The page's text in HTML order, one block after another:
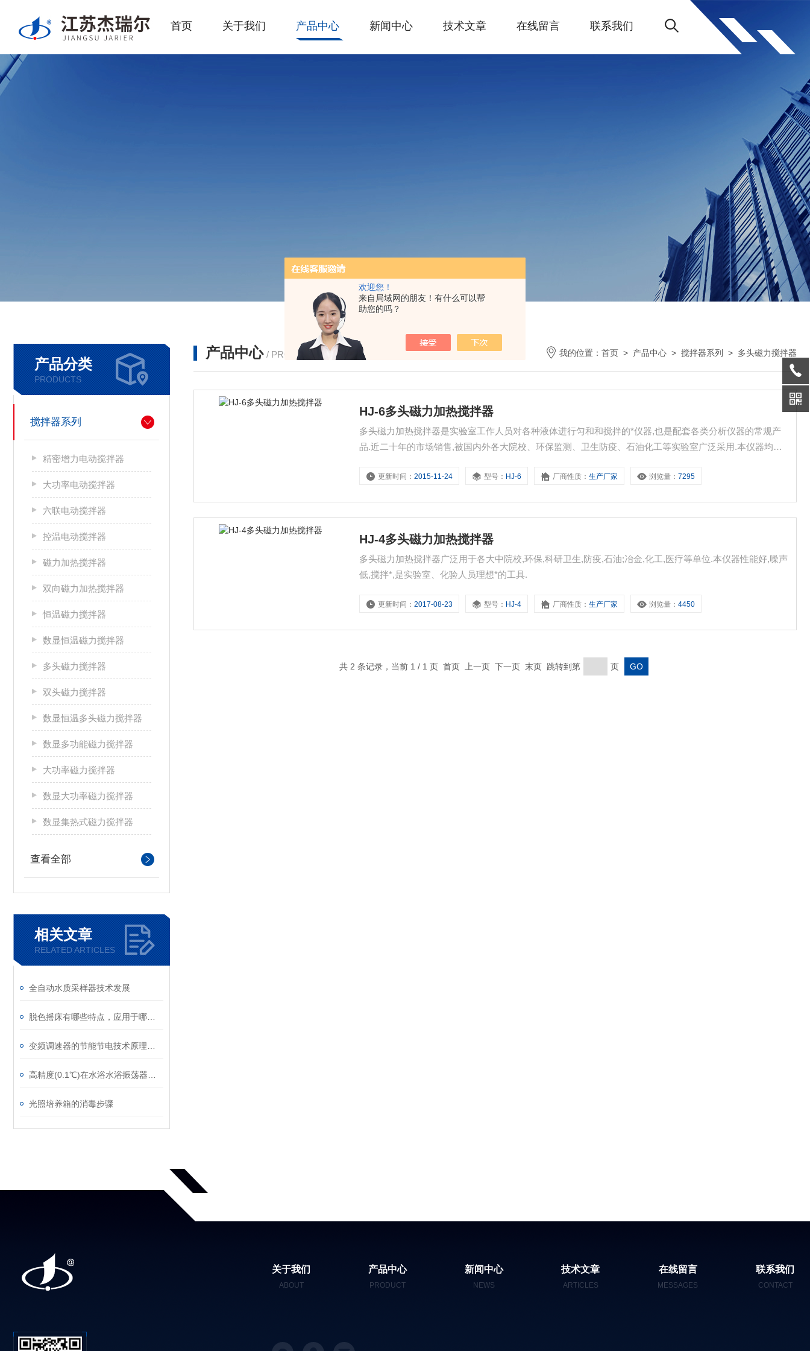
欢迎您！
来自局域网的朋友！有什么可以帮
助您的吗？
首页 关于我们 产品中心 新闻中心 技术文章 在线留言 联系我们
产品分类
PRODUCTS
搅拌器系列
精密增力电动搅拌器
大功率电动搅拌器
六联电动搅拌器
控温电动搅拌器
磁力加热搅拌器
双向磁力加热搅拌器
恒温磁力搅拌器
数显恒温磁力搅拌器
多头磁力搅拌器
双头磁力搅拌器
数显恒温多头磁力搅拌器
数显多功能磁力搅拌器
大功率磁力搅拌器
数显大功率磁力搅拌器
数显集热式磁力搅拌器
查看全部
相关文章
RELATED ARTICLES
全自动水质采样器技术发展
光照培养箱的消毒步骤
产品中心 / PRODUCTS 我的位置： 首页 > 产品中心 > 搅拌器系列 > 多头磁力搅拌器
HJ-6多头磁力加热搅拌器
多头磁力加热搅拌器是实验室工作人员对各种液体进行匀和和搅拌的*仪器,也是配套各类分析仪器的常规产
品.近二十年的市场销售,被国内外各大院校、环保监测、卫生防疫、石油化工等实验室广泛采用.本仪器均采
温、大功率强力、单向、双向、集热式等较多个品种,用户可根据实际需要进行选购.
更新时间：2015-11-24 型号： HJ-6 厂商性质：生产厂家 浏览量：7295
HJ-4多头磁力加热搅拌器
多头磁力加热搅拌器广泛用于各大中院校,环保,科研卫生,防疫,石油;冶金,化工,医疗等单位.本仪器性能好,噪声
低,搅拌*,是实验室、化验人员理想*的工具.
更新时间：2017-08-23 型号： HJ-4 厂商性质：生产厂家 浏览量：4450
共 2 条记录，当前 1 / 1 页 首页 上一页 下一页 末页 跳转到第 页
关于我们
ABOUT
产品中心
PRODUCT
新闻中心
NEWS
技术文章
ARTICLES
在线留言
MESSAGES
联系我们
CONTACT